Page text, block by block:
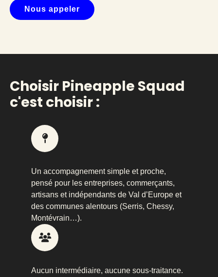
Nous appeler
Choisir Pineapple Squad
c'est choisir :
Un accompagnement simple et proche,
pensé pour les entreprises, commerçants,
artisans et indépendants de Val d’Europe et
des communes alentours (Serris, Chessy,
Montévrain…).
Aucun intermédiaire, aucune sous-traitance.